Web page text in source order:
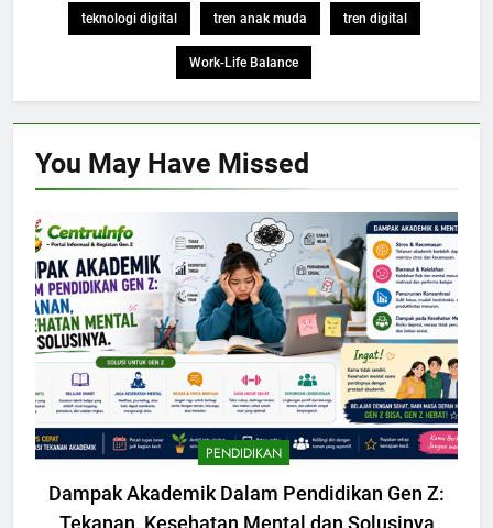
teknologi digital tren anak muda tren digital
Work-Life Balance
You May Have Missed
PENDIDIKAN
Dampak Akademik Dalam Pendidikan Gen Z:
Tekanan, Kesehatan Mental dan Solusinya